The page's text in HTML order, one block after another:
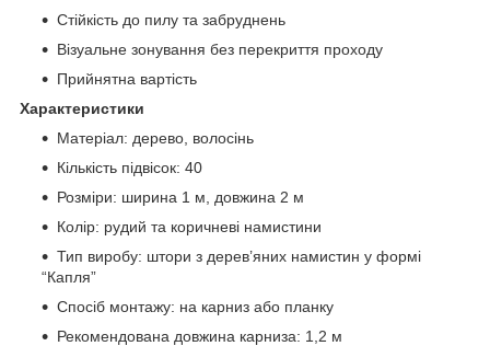
Стійкість до пилу та забруднень
Візуальне зонування без перекриття проходу
Прийнятна вартість
Характеристики
Матеріал: дерево, волосінь
Кількість підвісок: 40
Розміри: ширина 1 м, довжина 2 м
Колір: рудий та коричневі намистини
Тип виробу: штори з дерев’яних намистин у формі
“Капля”
Спосіб монтажу: на карниз або планку
Рекомендована довжина карниза: 1,2 м